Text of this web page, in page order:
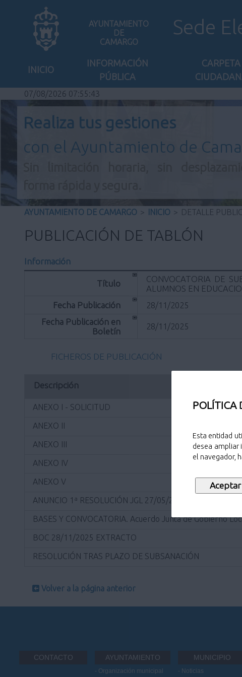
POLÍTICA
Esta entidad
desea ampliar
el navegador,
AYUNTAMIENTO
DE
CAMARGO
Sede
INICIO
INFORMACIÓN
PÚBLICA
CARPETA
07/08/2026 07:55:43
Realiza tus gestiones
con el Ayuntamiento de
AYUNTAMIENTO DE CAMARGO > INICIO > DETALLE
PUBLICACIÓN DE TABLÓN
Información
Título
CONVOCATORIA DE
ALUMNOS EN
Fecha Publicación
28/11/2025
Fecha Publicación en
Boletín
28/11/2025
FICHEROS DE PUBLICACIÓN
Descripción
ANEXO I - SOLICITUD
ANEXO II
ANEXO III
ANEXO IV
ANEXO V
ANUNCIO 1ª RESOLUCIÓN JGL 27/05/2026
BASES Y CONVOCATORIA. Acuerdo Junta de Gobierno
BOC 28/11/2025 EXTRACTO
RESOLUCIÓN TRAS PLAZO DE SUBSANACIÓN
Volver a la página anterior
CONTACTO AYUNTAMIENTO
Organización municipal
MUNICIPIO
Noticias